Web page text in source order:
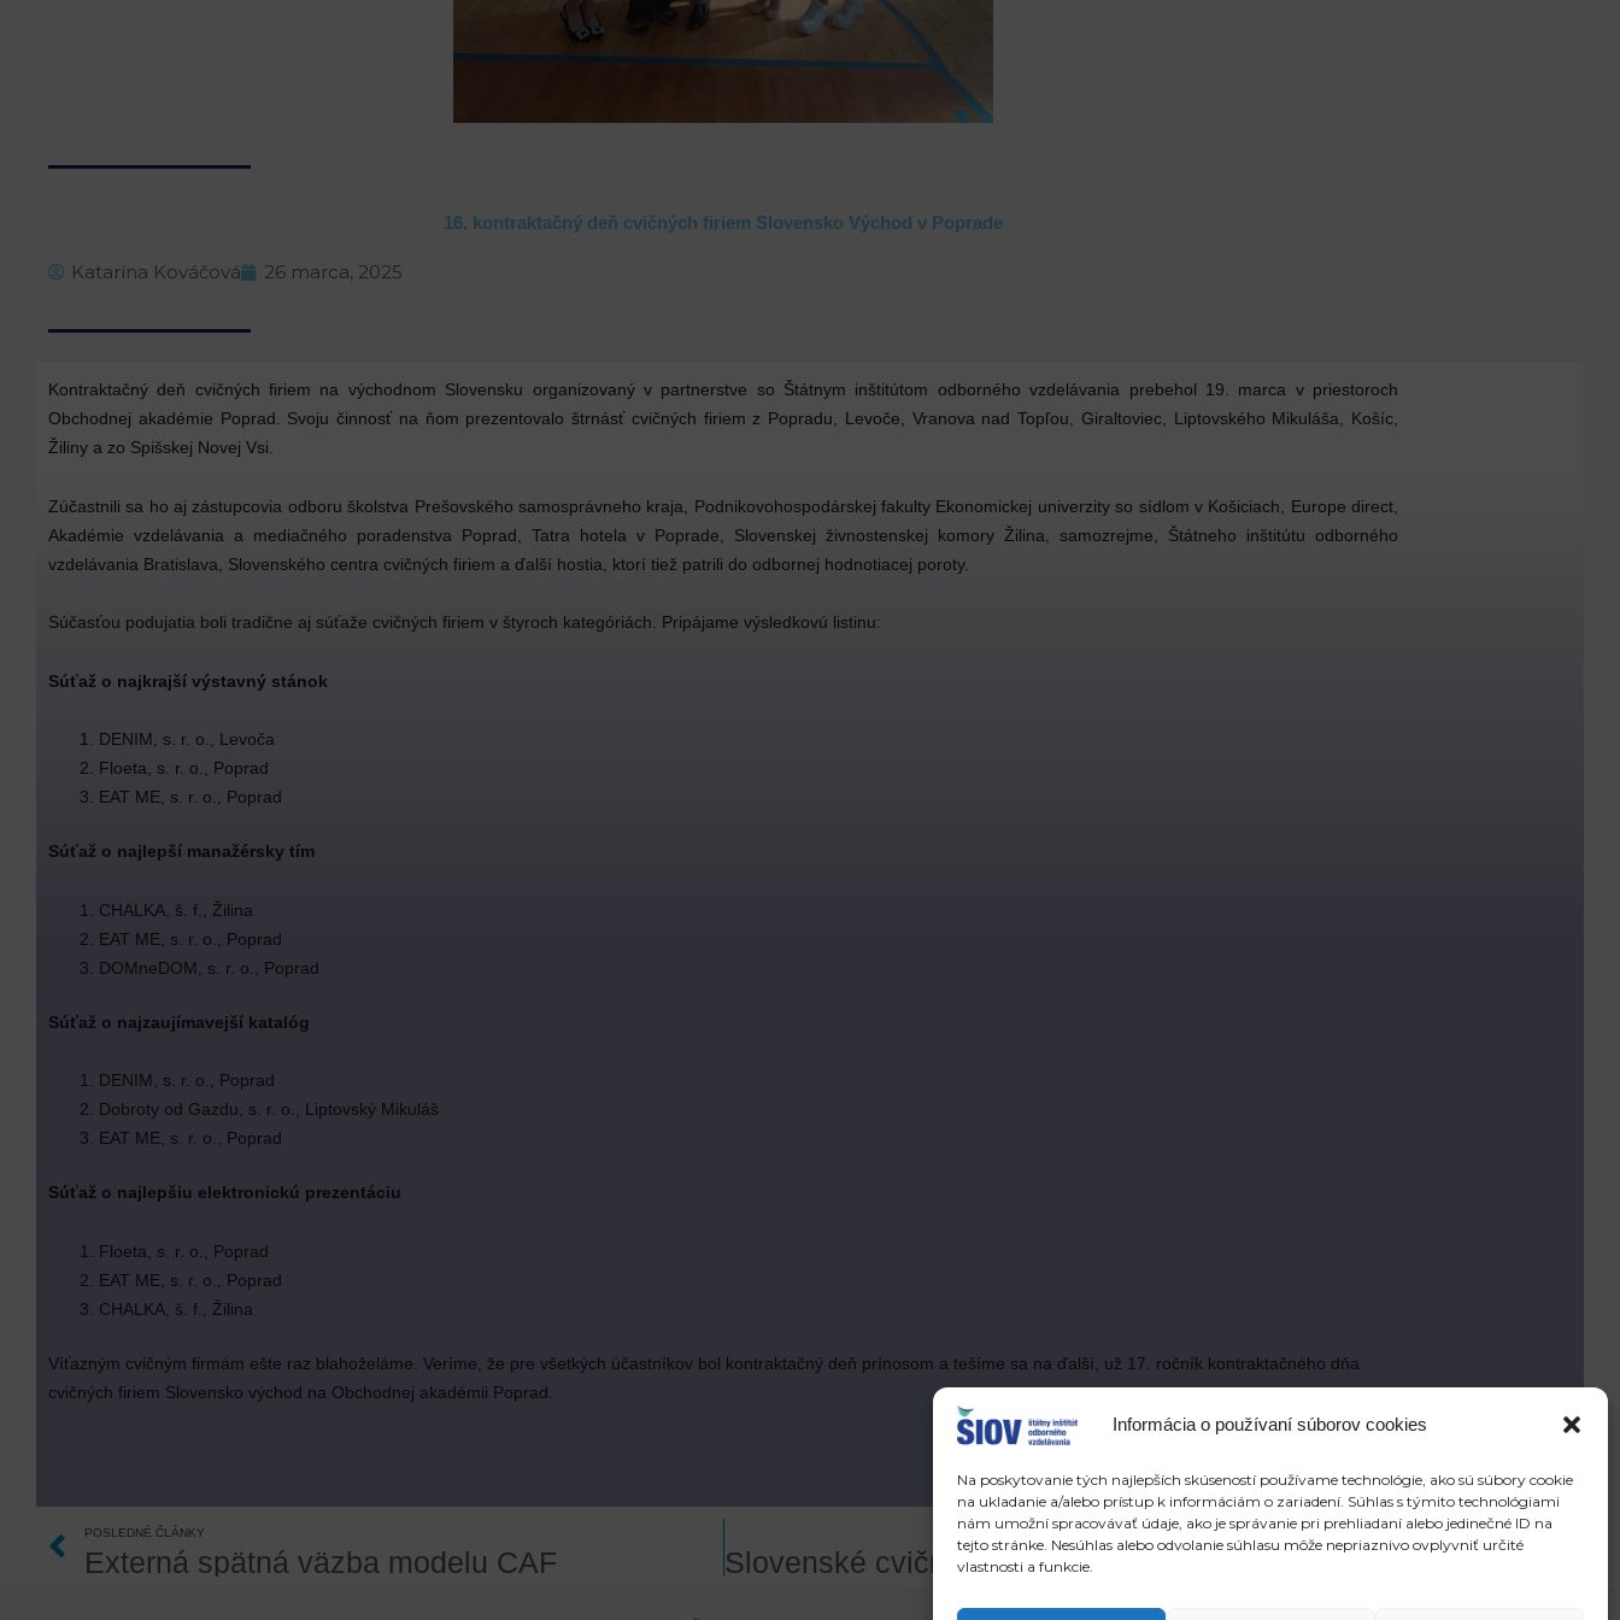
Informácia o používaní súborov cookies
Na poskytovanie tých najlepších skúseností používame technológie, ako sú súbory cookie
na ukladanie a/alebo prístup k informáciám o zariadení. Súhlas s týmito technológiami
nám umožní spracovávať údaje, ako je správanie pri prehliadaní alebo jedinečné ID na
tejto stránke. Nesúhlas alebo odvolanie súhlasu môže nepriaznivo ovplyvniť určité
vlastnosti a funkcie.
16. kontraktačný deň cvičných firiem Slovensko Východ v Poprade
Katarína Kováčová 26 marca, 2025
Kontraktačný deň cvičných firiem na východnom Slovensku organizovaný v partnerstve so Štátnym inštitútom odborného vzdelávania prebehol 19. marca v priestoroch
Obchodnej akadémie Poprad. Svoju činnosť na ňom prezentovalo štrnásť cvičných firiem z Popradu, Levoče, Vranova nad Topľou, Giraltoviec, Liptovského Mikuláša, Košíc,
Žiliny a zo Spišskej Novej Vsi.
Zúčastnili sa ho aj zástupcovia odboru školstva Prešovského samosprávneho kraja, Podnikovohospodárskej fakulty Ekonomickej univerzity so sídlom v Košiciach, Europe direct,
Akadémie vzdelávania a mediačného poradenstva Poprad, Tatra hotela v Poprade, Slovenskej živnostenskej komory Žilina, samozrejme, Štátneho inštitútu odborného
vzdelávania Bratislava, Slovenského centra cvičných firiem a ďalší hostia, ktorí tiež patrili do odbornej hodnotiacej poroty.
Súčasťou podujatia boli tradične aj súťaže cvičných firiem v štyroch kategóriách. Pripájame výsledkovú listinu:
Súťaž o najkrajší výstavný stánok
DENIM, s. r. o., Levoča
Floeta, s. r. o., Poprad
EAT ME, s. r. o., Poprad
Súťaž o najlepší manažérsky tím
CHALKA, š. f., Žilina
EAT ME, s. r. o., Poprad
DOMneDOM, s. r. o., Poprad
Súťaž o najzaujímavejší katalóg
DENIM, s. r. o., Poprad
Dobroty od Gazdu, s. r. o., Liptovský Mikuláš
EAT ME, s. r. o., Poprad
Súťaž o najlepšiu elektronickú prezentáciu
Floeta, s. r. o., Poprad
EAT ME, s. r. o., Poprad
CHALKA, š. f., Žilina
Víťazným cvičným firmám ešte raz blahoželáme. Veríme, že pre všetkých účastníkov bol kontraktačný deň prínosom a tešíme sa na ďalší, už 17. ročník kontraktačného dňa
cvičných firiem Slovensko východ na Obchodnej akadémii Poprad.
Prev
POSLEDNÉ ČLÁNKY
Externá spätná väzba modelu CAF
NOVŠIE ČLÁNKY
Slovenské cvičné firmy bodovali na Medzinárodnom veľtrhu v Prahe
Ďalšie